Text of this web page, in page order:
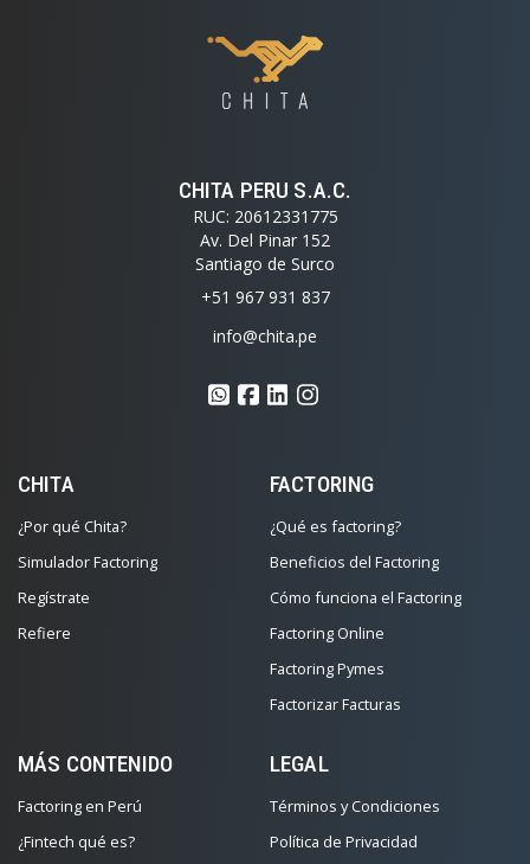
CHITA PERU S.A.C.
RUC: 20612331775
Av. Del Pinar 152
Santiago de Surco
+51 967 931 837
info@chita.pe
CHITA
¿Por qué Chita?
Simulador Factoring
Regístrate
Refiere
FACTORING
¿Qué es factoring?
Beneficios del Factoring
Cómo funciona el Factoring
Factoring Online
Factoring Pymes
Factorizar Facturas
MÁS CONTENIDO
Factoring en Perú
¿Fintech qué es?
LEGAL
Términos y Condiciones
Política de Privacidad